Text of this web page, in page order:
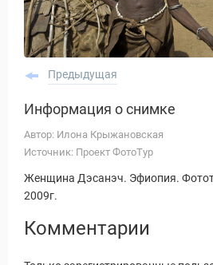
Предыдущая
Информация о снимке
Автор: Илона Крыжановская
Источник: Проект ФотоТур
Женщина Дэсанэч. Эфиопия.
2009г.
Комментарии